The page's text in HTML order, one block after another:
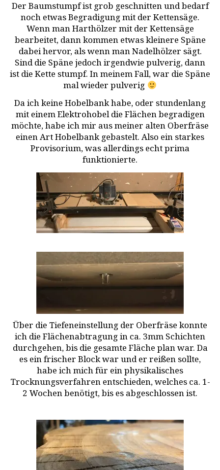
Der Baumstumpf ist grob geschnitten und bedarf
noch etwas Begradigung mit der Kettensäge.
Wenn man Harthölzer mit der Kettensäge
bearbeitet, dann kommen etwas kleinere Späne
dabei hervor, als wenn man Nadelhölzer sägt.
Sind die Späne jedoch irgendwie pulverig, dann
ist die Kette stumpf. In meinem Fall, war die Späne
mal wieder pulverig
Da ich keine Hobelbank habe, oder stundenlang
mit einem Elektrohobel die Flächen begradigen
möchte, habe ich mir aus meiner alten Oberfräse
einen Art Hobelbank gebastelt. Also ein starkes
Provisorium, was allerdings echt prima
funktionierte.
Über die Tiefeneinstellung der Oberfräse konnte
ich die Flächenabtragung in ca. 3mm Schichten
durchgehen, bis die gesamte Fläche plan war. Da
es ein frischer Block war und er reißen sollte,
habe ich mich für ein physikalisches
Trocknungsverfahren entschieden, welches ca. 1-
2 Wochen benötigt, bis es abgeschlossen ist.